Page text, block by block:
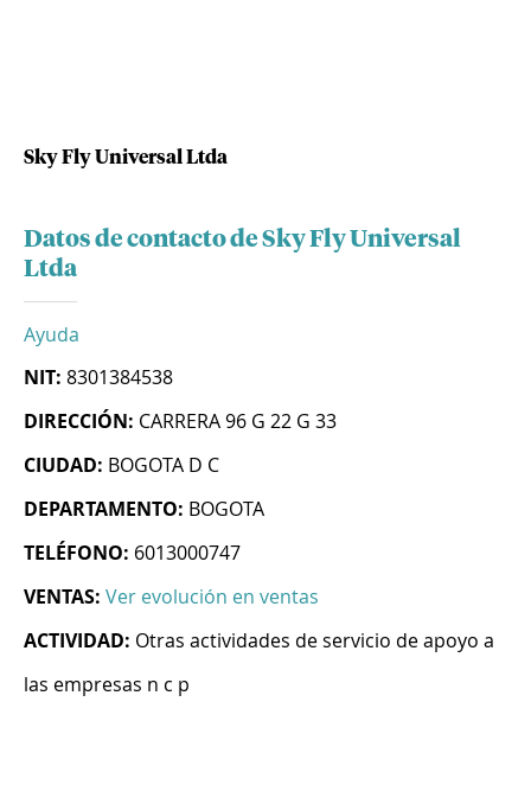
Sky Fly Universal Ltda
Datos de contacto de Sky Fly Universal
Ltda
Ayuda
NIT: 8301384538
DIRECCIÓN: CARRERA 96 G 22 G 33
CIUDAD: BOGOTA D C
DEPARTAMENTO: BOGOTA
TELÉFONO: 6013000747
VENTAS: Ver evolución en ventas
ACTIVIDAD: Otras actividades de servicio de apoyo a
las empresas n c p